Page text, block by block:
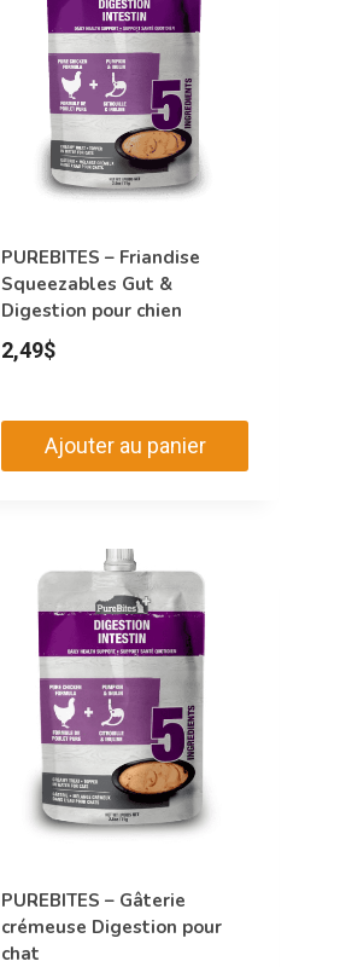
options
peuvent
choisies
du
produit
PUREBITES – Friandise
Squeezables Gut &
Digestion pour chien
2,49$
Ajouter au panier
PUREBITES – Gâterie
crémeuse Digestion pour
chat